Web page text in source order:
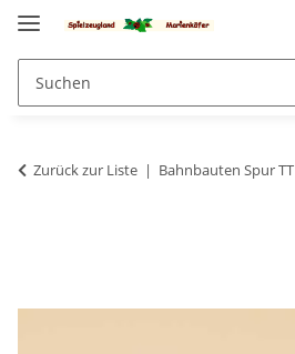
Zurück zur Liste Bahnbauten Spur TT